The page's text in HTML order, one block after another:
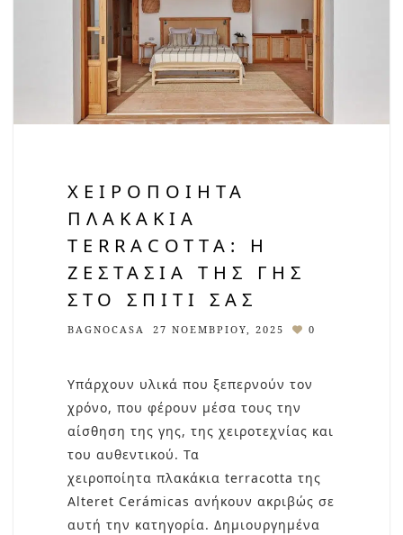
ΧΕΙΡΟΠΟΊΗΤΑ
ΠΛΑΚΆΚΙΑ
TERRACOTTA: Η
ΖΕΣΤΑΣΙΆ ΤΗΣ ΓΗΣ
ΣΤΟ ΣΠΊΤΙ ΣΑΣ
BAGNOCASA 27 ΝΟΕΜΒΡΊΟΥ, 2025 0
Υπάρχουν υλικά που ξεπερνούν τον
χρόνο, που φέρουν μέσα τους την
αίσθηση της γης, της χειροτεχνίας και
του αυθεντικού. Τα
χειροποίητα πλακάκια terracotta της
Alteret Cerámicas ανήκουν ακριβώς σε
αυτή την κατηγορία. Δημιουργημένα